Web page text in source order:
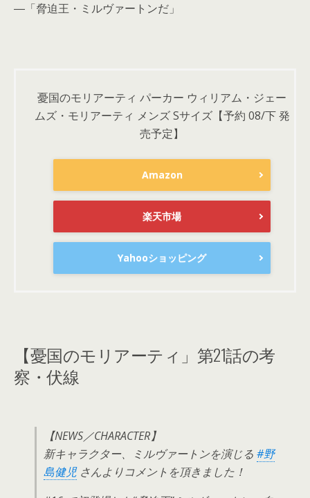
―「脅迫王・ミルヴァートンだ」
憂国のモリアーティ パーカー ウィリアム・ジェー
ムズ・モリアーティ メンズ Sサイズ【予約 08/下 発
売予定】
Amazon
楽天市場
Yahooショッピング
【憂国のモリアーティ」第21話の考
察・伏線
【NEWS／CHARACTER】
新キャラクター、ミルヴァートンを演じる #野
島健児さんよりコメントを頂きました！